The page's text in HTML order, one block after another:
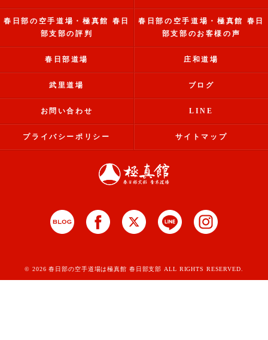
春日部の空手道場・極真館 春日
部支部の評判
春日部の空手道場・極真館 春日
部支部のお客様の声
春日部道場 庄和道場
武里道場 ブログ
お問い合わせ LINE
プライバシーポリシー サイトマップ
© 2026 春日部の空手道場は極真館 春日部支部 ALL RIGHTS RESERVED.